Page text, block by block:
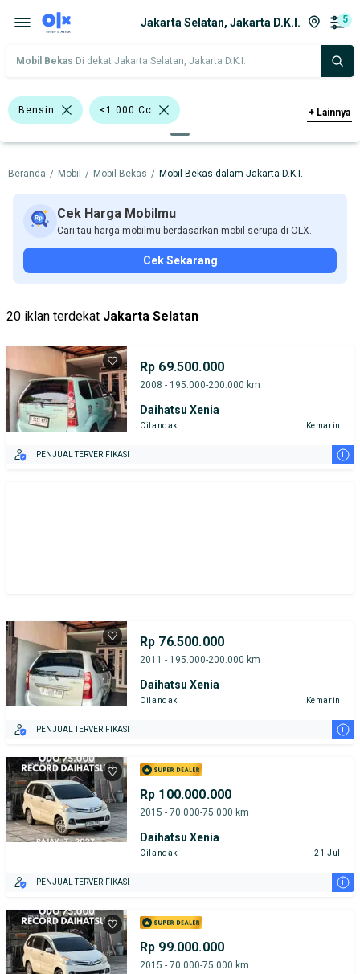
Jakarta Selatan, Jakarta D.K.I. 5
Mobil Bekas Di dekat Jakarta Selatan, Jakarta D.K.I.
Bensin <1.000 Cc
>1.000 - 1.500 Cc >1.500 - 2.000 Cc
Bursa Mobil WTC Mangga Dua
Bursa Blok M Mall
Daihatsu Xenia Nissan X-Trail
Daihatsu Nissan
Harga Merek Dan Model Tahun
Tipe Bodi Tipe Membership
+ Lainnya
Beranda / Mobil / Mobil Bekas / Mobil Bekas dalam Jakarta D.K.I.
Cek Harga Mobilmu
Cari tau harga mobilmu berdasarkan mobil serupa di OLX.
Cek Sekarang
20 iklan terdekat Jakarta Selatan
Rp 69.500.000
2008 - 195.000-200.000 km
Daihatsu Xenia
Cilandak Kemarin
PENJUAL TERVERIFIKASI i
Rp 76.500.000
2011 - 195.000-200.000 km
Daihatsu Xenia
Cilandak Kemarin
PENJUAL TERVERIFIKASI i
Rp 100.000.000
2015 - 70.000-75.000 km
Daihatsu Xenia
Cilandak 21 Jul
PENJUAL TERVERIFIKASI i
Rp 99.000.000
2015 - 70.000-75.000 km